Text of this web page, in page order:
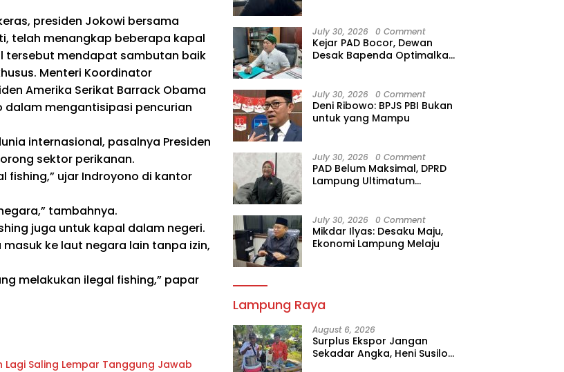
presiden Jokowi bersama
telah menangkap beberapa kapal
tersebut mendapat sambutan baik
Menteri Koordinator
Amerika Serikat Barrack Obama
dalam mengantisipasi pencurian
internasional, pasalnya Presiden
sektor perikanan.
fishing,” ujar Indroyono di kantor
tambahnya.
juga untuk kapal dalam negeri.
ke laut negara lain tanpa izin,
melakukan ilegal fishing,” papar
Saling Lempar Tanggung Jawab
July 30, 2026 0 Comment
Kejar PAD Bocor, Dewan
Desak Bapenda Optimalkan
July 30, 2026 0 Comment
Deni Ribowo: BPJS PBI Bukan
untuk yang Mampu
July 30, 2026 0 Comment
PAD Belum Maksimal, DPRD
Lampung Ultimatum
July 30, 2026 0 Comment
Mikdar Ilyas: Desaku Maju,
Ekonomi Lampung Melaju
Lampung Raya
August 6, 2026
Surplus Ekspor Jangan
Sekadar Angka, Heni Susilo